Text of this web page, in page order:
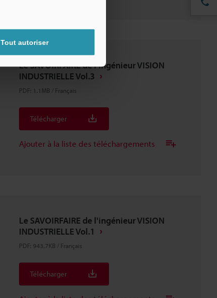
Tout autoriser
Le SAVOIRFAIRE de l'ingénieur VISION
INDUSTRIELLE Vol.3
PDF: 1.1MB / Français
Télécharger
Ajouter à la liste des téléchargements
Le SAVOIRFAIRE de l'ingénieur VISION
INDUSTRIELLE Vol.1
PDF: 943.7KB / Français
Télécharger